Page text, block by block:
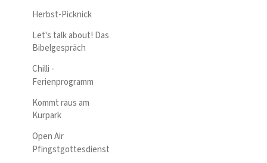
Herbst-Picknick
Let's talk about! Das
Bibelgespräch
Chilli -
Ferienprogramm
Kommt raus am
Kurpark
Open Air
Pfingstgottesdienst